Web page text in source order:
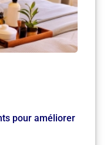
pour améliorer
pour améliorer